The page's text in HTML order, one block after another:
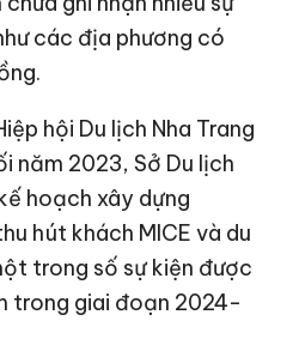
các địa phương có
hội Du lịch Nha Trang
năm 2023, Sở Du lịch
hoạch xây dựng
hút khách MICE và du
trong số sự kiện được
trong giai đoạn 2024-